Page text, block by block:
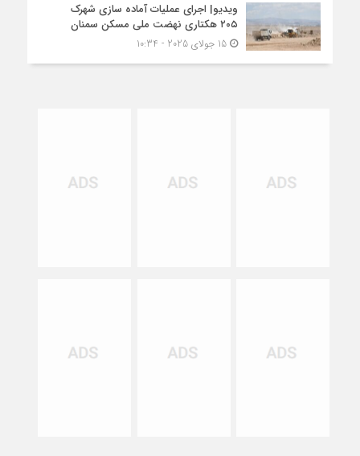
ویدیو| اجرای عملیات آماده سازی شهرک
۲۰۵ هکتاری نهضت ملی مسکن سمنان
15 جولای 2025 - 10:34